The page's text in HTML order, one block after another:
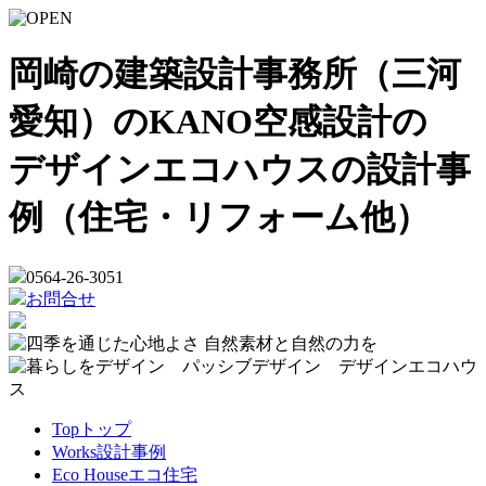
岡崎の建築設計事務所（三河
愛知）のKANO空感設計の
デザインエコハウスの設計事
例（住宅・リフォーム他）
0564-26-3051
お問合せ
Top トップ
Works設計事例
Eco Houseエコ住宅